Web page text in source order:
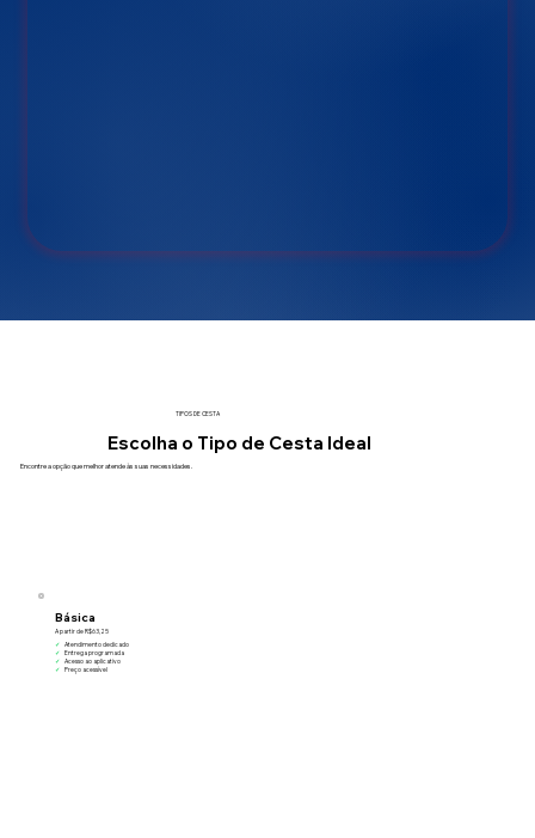
TIPOS DE CESTA
Escolha o Tipo de Cesta Ideal
Encontre a opção que melhor atende às suas necessidades.
Básica
A partir de R$63,25
✓Atendimento dedicado
✓Entrega programada
✓Acesso ao aplicativo
✓Preço acessível